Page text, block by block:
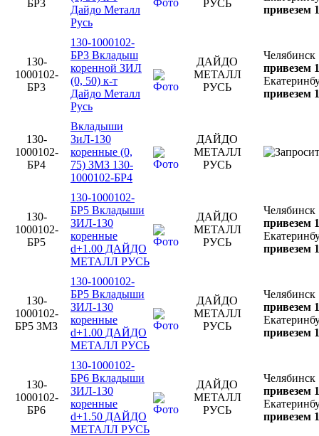
БР3
Дайдо Металл
Русь
РУСЬ
привезем
130-
1000102-
БР3
130-1000102-
БР3 Вкладыш
коренной ЗИЛ
(0, 50) к-т
Дайдо Металл
Русь
ДАЙДО
МЕТАЛЛ
РУСЬ
Челябинск
привезем
привезем
130-
1000102-
БР4
Вкладыши
ЗиЛ-130
коренные (0,
75) ЗМЗ 130-
1000102-БР4
ДАЙДО
МЕТАЛЛ
РУСЬ
130-
1000102-
БР5
130-1000102-
БР5 Вкладыши
ЗИЛ-130
коренные
d+1.00 ДАЙДО
МЕТАЛЛ РУСЬ
ДАЙДО
МЕТАЛЛ
РУСЬ
Челябинск
привезем
привезем
130-
1000102-
БР5 ЗМЗ
130-1000102-
БР5 Вкладыши
ЗИЛ-130
коренные
d+1.00 ДАЙДО
МЕТАЛЛ РУСЬ
ДАЙДО
МЕТАЛЛ
РУСЬ
Челябинск
привезем
привезем
130-
1000102-
БР6
130-1000102-
БР6 Вкладыши
ЗИЛ-130
коренные
d+1.50 ДАЙДО
МЕТАЛЛ РУСЬ
ДАЙДО
МЕТАЛЛ
РУСЬ
Челябинск
привезем
привезем